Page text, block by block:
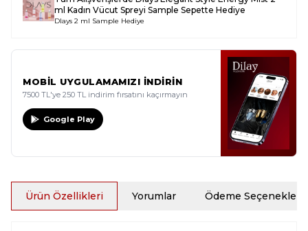
ml Kadın Vücut Spreyi Sample Sepette Hediye
Dlays 2 ml Sample Hediye
MOBİL UYGULAMAMIZI İNDİRİN
7500 TL'ye 250 TL indirim fırsatını kaçırmayın
Google Play
Ürün Özellikleri Yorumlar Ödeme Seçenekleri